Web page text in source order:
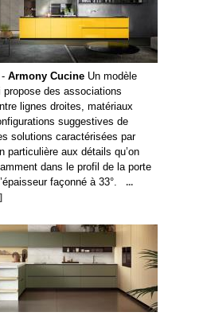
Armony CucineUn modèle
propose des associations
lignes droites, matériaux
suggestives de
solutions caractérisées par
particulière aux détails qu’on
dans le profil de la porte
façonné à 33°.
...